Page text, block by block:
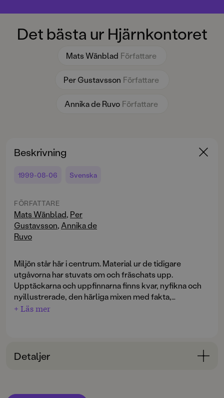
Det bästa ur Hjärnkontoret
Mats Wänblad Författare
Per Gustavsson Författare
Annika de Ruvo Författare
Beskrivning
1999-08-06 Svenska
FÖRFATTARE
Mats Wänblad, Per
Gustavsson,Annika de
Ruvo
Miljön står här i centrum. Material ur de tidigare
utgåvorna har stuvats om och fräschats upp.
Upptäckarna och uppfinnarna finns kvar, nyfikna och
nyillustrerade, den härliga mixen med fakta,
problemlösning och experiment likaså och miljöråden
+ Läs mer
Detaljer
ORIGINALSPRÅK